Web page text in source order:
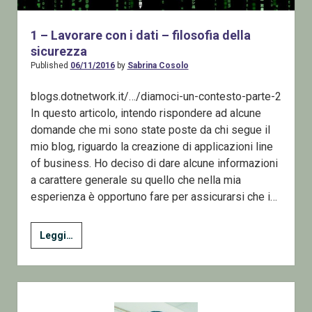
1 – Lavorare con i dati – filosofia della
sicurezza
Published 06/11/2016by Sabrina Cosolo
blogs.dotnetwork.it/…/diamoci-un-contesto-parte-2
In questo articolo, intendo rispondere ad alcune
domande che mi sono state poste da chi segue il
mio blog, riguardo la creazione di applicazioni line
of business. Ho deciso di dare alcune informazioni
a carattere generale su quello che nella mia
esperienza è opportuno fare per assicurarsi che i…
Leggi…
–
Lavorare
con